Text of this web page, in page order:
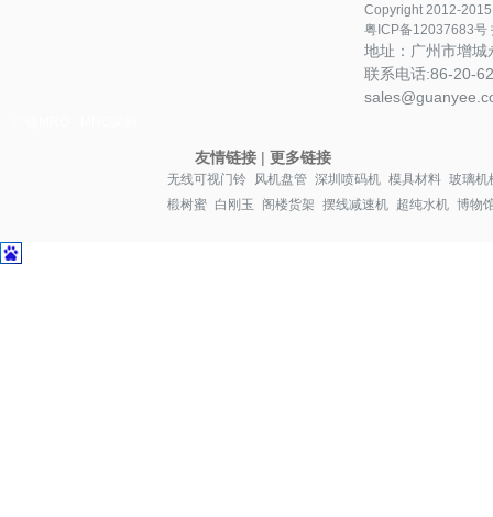
Copyright 2012-
粤ICP备12037683号
地址：广州市增
联系电话:86-20-
友情链接| 更多链接
无线可视门铃 风机盘管 深圳喷码机 模具材料 玻璃机
椴树蜜 白刚玉 阁楼货架 摆线减速机 超纯水机 博物